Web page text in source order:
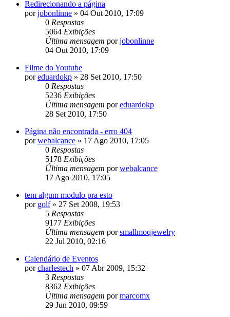
Redirecionando a página
porjobonlinne » 04 Out 2010, 17:09
0 Respostas
5064 Exibições
Última mensagem porjobonlinne
04 Out 2010, 17:09
Filme do Youtube
poreduardokp » 28 Set 2010, 17:50
0 Respostas
5236 Exibições
Última mensagem poreduardokp
28 Set 2010, 17:50
Página não encontrada - erro 404
porwebalcance » 17 Ago 2010, 17:05
0 Respostas
5178 Exibições
Última mensagem porwebalcance
17 Ago 2010, 17:05
tem algum modulo pra esto
por golf» 27 Set 2008, 19:53
5 Respostas
9177 Exibições
Última mensagem porsmallmoqjewelry
22 Jul 2010, 02:16
Calendário de Eventos
porcharlestech » 07 Abr 2009, 15:32
3 Respostas
8362 Exibições
Última mensagem pormarcomx
29 Jun 2010, 09:59